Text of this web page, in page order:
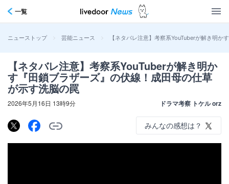
一覧
ニューストップ > 芸能ニュース > 【ネタバレ注意】考察系YouTuberが解き明
【ネタバレ注意】考察系YouTuberが解き明か
す『田鎖ブラザーズ』の伏線！成田母の仕草
が示す洗脳の罠
2026年5月16日 13時9分 ドラマ考察 トケル orz
みんなの感想は？